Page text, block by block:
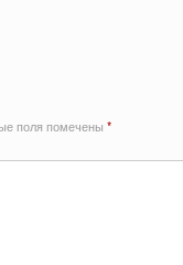
поля помечены *